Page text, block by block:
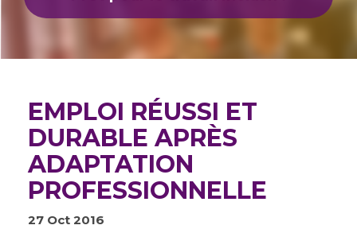
EMPLOI RÉUSSI ET
DURABLE APRÈS
ADAPTATION
PROFESSIONNELLE
27 Oct 2016